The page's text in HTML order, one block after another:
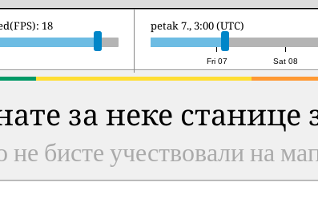
18
Fri 07 Sat 08
petak 7., 23:00 (UTC)
за неке станице
не бисте учествовали на